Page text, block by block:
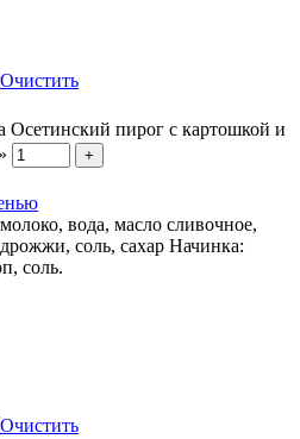
Очистить
Осетинский пирог с картошкой и
+
вода, масло сливочное,
соль, сахар Начинка:
соль.
Очистить